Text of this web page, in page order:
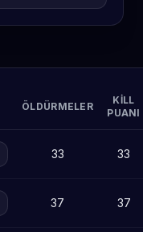
ÖLDÜRMELER
KILL
PUANI
33 33
37 37